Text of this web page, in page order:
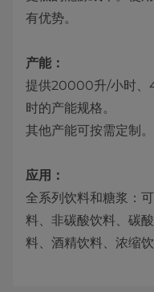
有优势。
产能：
提供20000升/小时
时的产能规格。
其他产能可按需定制。
应用：
全系列饮料和糖浆：
料、非碳酸饮料、碳
料、酒精饮料、浓缩饮